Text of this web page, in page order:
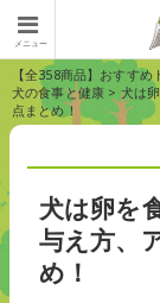
メニュー
【全358商品】おすす
犬の食事と健康 > 犬は
点まとめ！
犬は卵を
与え方、
め！